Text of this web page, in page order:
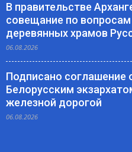
В правительстве
совещание по
деревянных храмов
06.08.2026
Подписано соглашение
Белорусским
железной дорогой
06.08.2026